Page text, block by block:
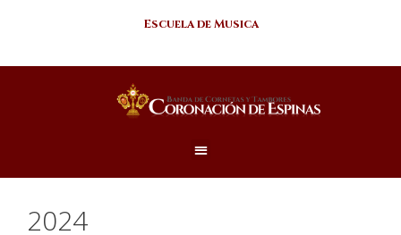
Escuela de Musica
2024